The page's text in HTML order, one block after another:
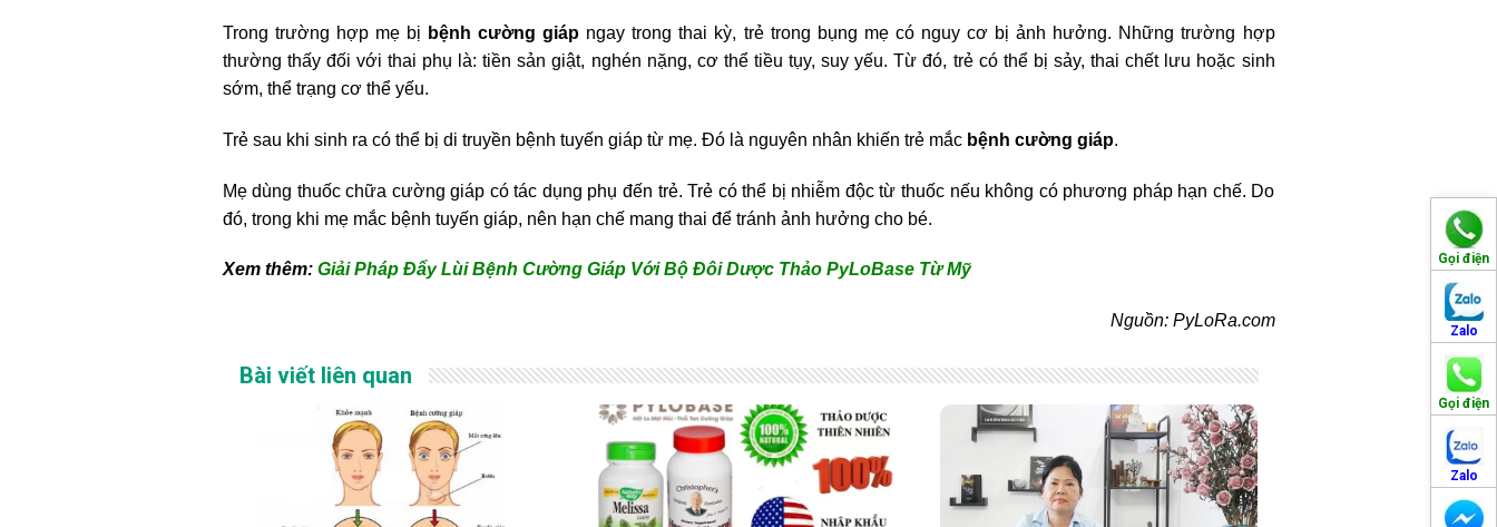
Gọi điện
Zalo
Gọi điện
Zalo
Trong trường hợp mẹ bị bệnh cường giáp ngay trong thai kỳ, trẻ trong bụng mẹ có nguy cơ bị ảnh hưởng. Những trường hợp
thường thấy đối với thai phụ là: tiền sản giật, nghén nặng, cơ thể tiều tụy, suy yếu. Từ đó, trẻ có thể bị sảy, thai chết lưu hoặc sinh
sớm, thể trạng cơ thể yếu.
Trẻ sau khi sinh ra có thể bị di truyền bệnh tuyến giáp từ mẹ. Đó là nguyên nhân khiến trẻ mắc bệnh cường giáp.
Mẹ dùng thuốc chữa cường giáp có tác dụng phụ đến trẻ. Trẻ có thể bị nhiễm độc từ thuốc nếu không có phương pháp hạn chế. Do
đó, trong khi mẹ mắc bệnh tuyến giáp, nên hạn chế mang thai để tránh ảnh hưởng cho bé.
Xem thêm: Giải Pháp Đẩy Lùi Bệnh Cường Giáp Với Bộ Đôi Dược Thảo PyLoBase Từ Mỹ
Nguồn: PyLoRa.com
Bài viết liên quan